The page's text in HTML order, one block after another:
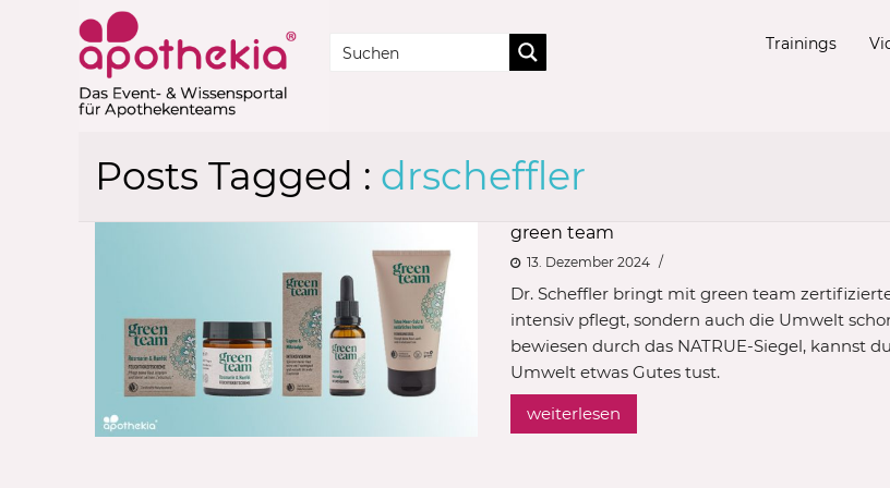
Trainings
Posts Tagged : drscheffler
green team
13. Dezember 2024
Dr. Scheffler bringt mit green team
intensiv pflegt, sondern auch die Umwelt
bewiesen durch das NATRUE-Siegel, kannst
Umwelt etwas Gutes tust.
weiterlesen